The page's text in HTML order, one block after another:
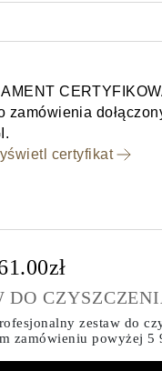
zamówienia
certyfikat
DO
zestaw do
zamówieniupowyżej 5